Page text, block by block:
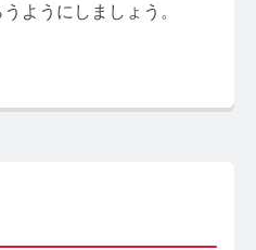
ようにしましょう。